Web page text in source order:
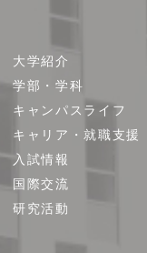
ト
プ
大学紹介
学部・学科
キャンパスライフ
キャリア・就職支援
入試情報
国際交流
研究活動